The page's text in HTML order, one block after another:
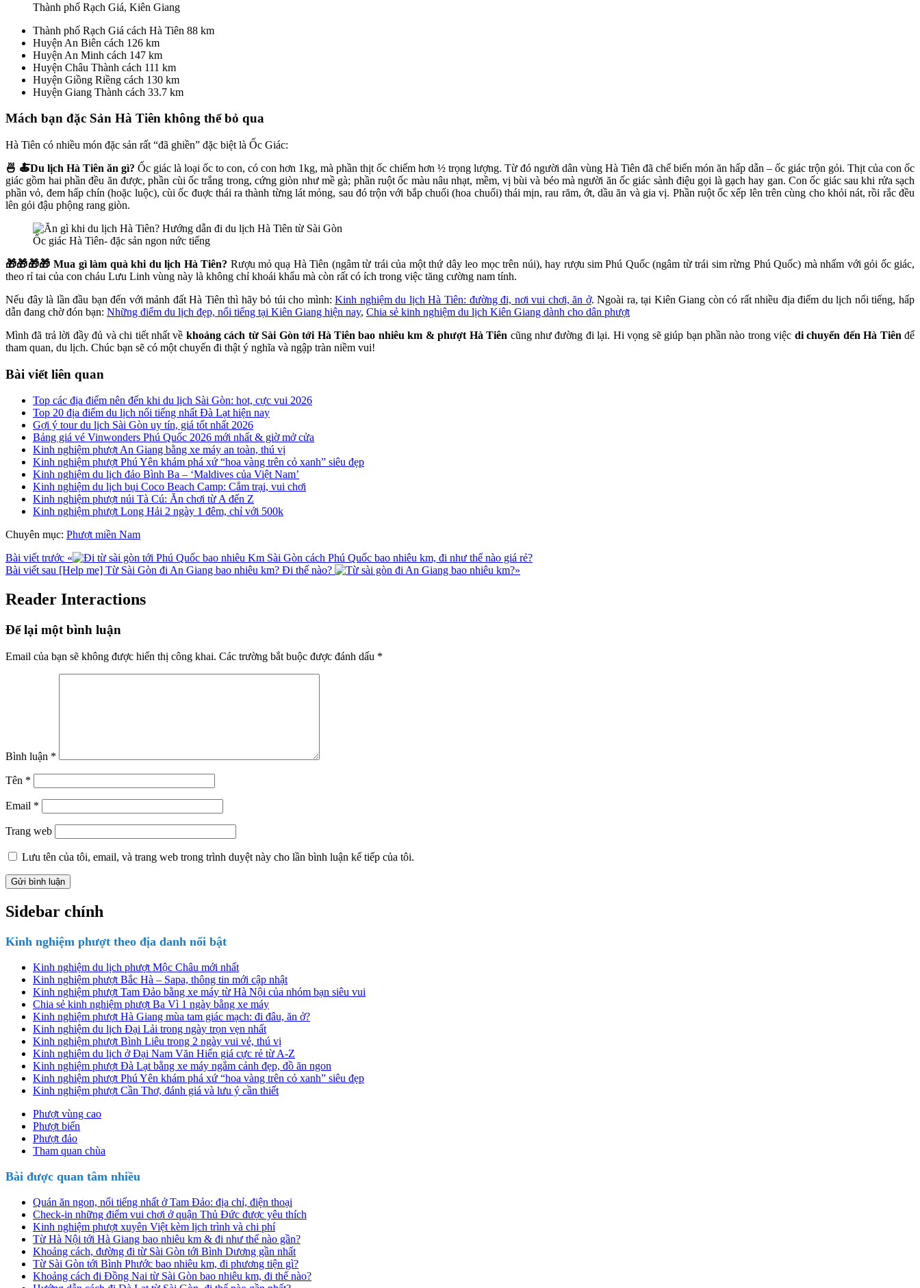
Thành phố Rạch Giá, Kiên Giang
Thành phố Rạch Giá cách Hà Tiên 88 km
Huyện An Biên cách 126 km
Huyện An Minh cách 147 km
Huyện Châu Thành cách 111 km
Huyện Giồng Riềng cách 130 km
Huyện Giang Thành cách 33.7 km
Mách bạn đặc Sản Hà Tiên không thể bỏ qua
Hà Tiên có nhiều món đặc sản rất “đã ghiền” đặc biệt là Ốc Giác:
🍜 🍝Du lịch Hà Tiên ăn gì? Ốc giác là loại ốc to con, có con hơn 1kg, mà phần thịt ốc chiếm hơn ½ trọng lượng. Từ đó người dân vùng Hà Tiên đã chế biến món ăn hấp dẫn – ốc giác trộn gỏi. Thịt của con ốc
giác gồm hai phần đều ăn được, phần cùi ốc trắng trong, cứng giòn như mề gà; phần ruột ốc màu nâu nhạt, mềm, vị bùi và béo mà người ăn ốc giác sành điệu gọi là gạch hay gan. Con ốc giác sau khi rửa sạch
phần vỏ, đem hấp chín (hoặc luộc), cùi ốc đuợc thái ra thành từng lát mỏng, sau đó trộn với bắp chuối (hoa chuối) thái mịn, rau răm, ớt, dầu ăn và gia vị. Phần ruột ốc xếp lên trên cùng cho khỏi nát, rồi rắc đều
lên gỏi đậu phộng rang giòn.
Ốc giác Hà Tiên- đặc sản ngon nức tiếng
🎁🎁🎁🎁 Mua gì làm quà khi du lịch Hà Tiên? Rượu mỏ quạ Hà Tiên (ngâm từ trái của một thứ dây leo mọc trên núi), hay rượu sim Phú Quốc (ngâm từ trái sim rừng Phú Quốc) mà nhấm với gỏi ốc giác,
theo rỉ tai của con cháu Lưu Linh vùng này là không chỉ khoái khẩu mà còn rất có ích trong việc tăng cường nam tính.
Nếu đây là lần đầu bạn đến với mảnh đất Hà Tiên thì hãy bỏ túi cho mình:Kinh nghiệm du lịch Hà Tiên: đường đi, nơi vui chơi, ăn ở. Ngoài ra, tại Kiên Giang còn có rất nhiều địa điểm du lịch nổi tiếng, hấp
dẫn đang chờ đón bạn: Những điểm du lịch đẹp, nổi tiếng tại Kiên Giang hiện nay, Chia sẻ kinh nghiệm du lịch Kiên Giang dành cho dân phượt
Mình đã trả lời đầy đủ và chi tiết nhất về khoảng cách từ Sài Gòn tới Hà Tiên bao nhiêu km & phượt Hà Tiên cũng như đường đi lại. Hi vọng sẽ giúp bạn phần nào trong việc di chuyển đến Hà Tiên để
tham quan, du lịch. Chúc bạn sẽ có một chuyến đi thật ý nghĩa và ngập tràn niềm vui!
Bài viết liên quan
Top các địa điểm nên đến khi du lịch Sài Gòn: hot, cực vui 2026
Top 20 địa điểm du lịch nổi tiếng nhất Đà Lạt hiện nay
Gợi ý tour du lịch Sài Gòn uy tín, giá tốt nhất 2026
Bảng giá vé Vinwonders Phú Quốc 2026 mới nhất & giờ mở cửa
Kinh nghiệm phượt An Giang bằng xe máy an toàn, thú vị
Kinh nghiệm phượt Phú Yên khám phá xứ “hoa vàng trên cỏ xanh” siêu đẹp
Kinh nghiệm du lịch đảo Bình Ba – ‘Maldives của Việt Nam’
Kinh nghiệm du lịch bụi Coco Beach Camp: Cắm trại, vui chơi
Kinh nghiệm phượt núi Tà Cú: Ăn chơi từ A đến Z
Kinh nghiệm phượt Long Hải 2 ngày 1 đêm, chỉ với 500k
Chuyên mục: Phượt miền Nam
Bài viết trước «
Sài Gòn cách Phú Quốc bao nhiêu km, đi như thế nào giá rẻ?
Bài viết sau [Help me] Từ Sài Gòn đi An Giang bao nhiêu km? Đi thế nào? »
Reader Interactions
Để lại một bình luận
Email của bạn sẽ không được hiển thị công khai. Các trường bắt buộc được đánh dấu *
Bình luận *
Tên *
Email *
Trang web
Lưu tên của tôi, email, và trang web trong trình duyệt này cho lần bình luận kế tiếp của tôi.
Sidebar chính
Kinh nghiệm phượt theo địa danh nổi bật
Kinh nghiệm du lịch phượt Mộc Châu mới nhất
Kinh nghiệm phượt Bắc Hà – Sapa, thông tin mới cập nhật
Kinh nghiệm phượt Tam Đảo bằng xe máy từ Hà Nội của nhóm bạn siêu vui
Chia sẻ kinh nghiệm phượt Ba Vì 1 ngày bằng xe máy
Kinh nghiệm phượt Hà Giang mùa tam giác mạch: đi đâu, ăn ở?
Kinh nghiệm du lịch Đại Lải trong ngày trọn vẹn nhất
Kinh nghiệm phượt Bình Liêu trong 2 ngày vui vẻ, thú vị
Kinh nghiệm du lịch ở Đại Nam Văn Hiến giá cực rẻ từ A-Z
Kinh nghiệm phượt Đà Lạt bằng xe máy ngắm cảnh đẹp, đồ ăn ngon
Kinh nghiệm phượt Phú Yên khám phá xứ “hoa vàng trên cỏ xanh” siêu đẹp
Kinh nghiệm phượt Cần Thơ, đánh giá và lưu ý cần thiết
Phượt vùng cao
Phượt biển
Phượt đảo
Tham quan chùa
Bài được quan tâm nhiều
Quán ăn ngon, nổi tiếng nhất ở Tam Đảo: địa chỉ, điện thoại
Check-in những điểm vui chơi ở quận Thủ Đức được yêu thích
Kinh nghiệm phượt xuyên Việt kèm lịch trình và chi phí
Từ Hà Nội tới Hà Giang bao nhiêu km & đi như thế nào gần?
Khoảng cách, đường đi từ Sài Gòn tới Bình Dương gần nhất
Từ Sài Gòn tới Bình Phước bao nhiêu km, đi phương tiện gì?
Khoảng cách đi Đồng Nai từ Sài Gòn bao nhiêu km, đi thế nào?